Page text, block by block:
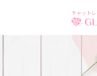
チャット